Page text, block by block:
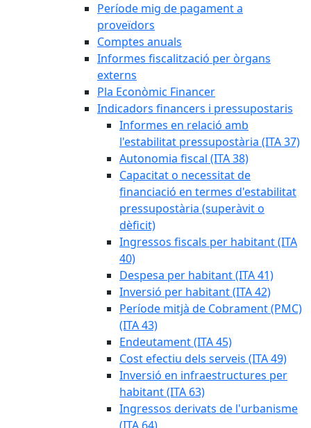
Període mig de pagament a
proveïdors
Comptes anuals
Informes fiscalització per òrgans
externs
Pla Econòmic Financer
Indicadors financers i pressupostaris
Informes en relació amb
l'estabilitat pressupostària (ITA 37)
Autonomia fiscal (ITA 38)
Capacitat o necessitat de
financiació en termes d'estabilitat
pressupostària (superàvit o
dèficit)
Ingressos fiscals per habitant (ITA
40)
Despesa per habitant (ITA 41)
Inversió per habitant (ITA 42)
Període mitjà de Cobrament (PMC)
(ITA 43)
Endeutament (ITA 45)
Cost efectiu dels serveis (ITA 49)
Inversió en infraestructures per
habitant (ITA 63)
Ingressos derivats de l'urbanisme